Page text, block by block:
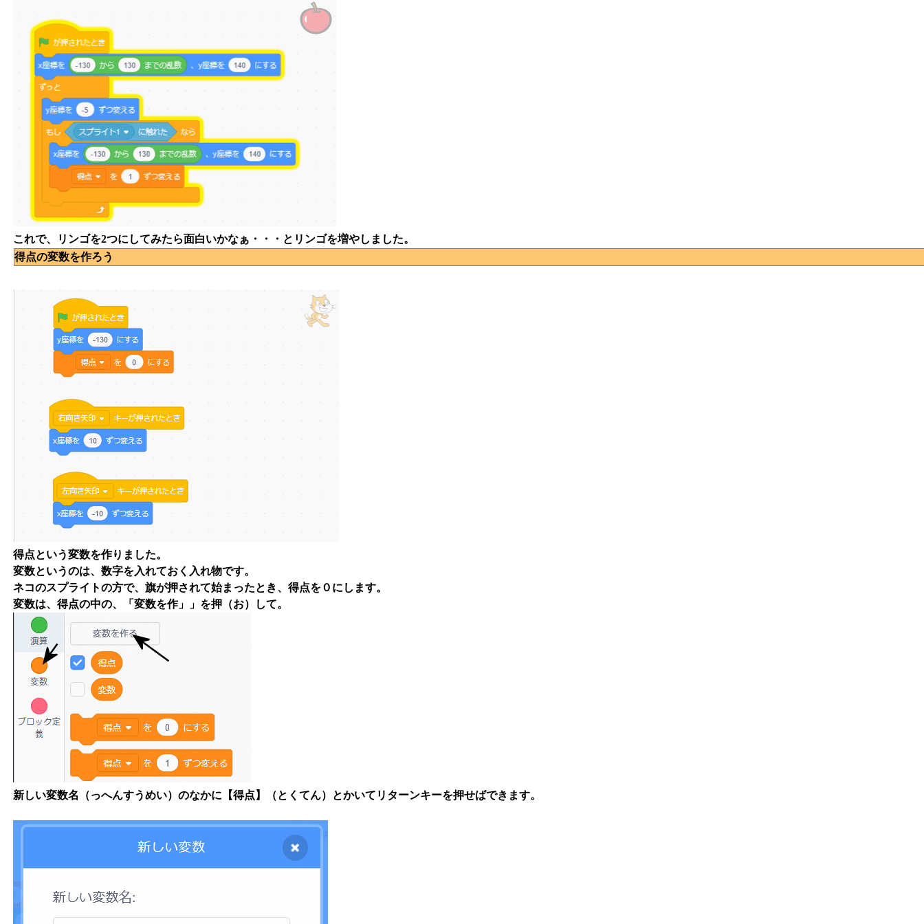
これで、リンゴを2つにしてみたら面白いかなぁ・・・とリンゴを増やしました。
得点の変数を作ろう
得点という変数を作りました。
変数というのは、数字を入れておく入れ物です。
ネコのスプライトの方で、旗が押されて始まったとき、得点を０にします。
変数は、得点の中の、「変数を作」」を押（お）して。
新しい変数名（っへんすうめい）のなかに【得点】（とくてん）とかいてリターンキーを押せばできます。